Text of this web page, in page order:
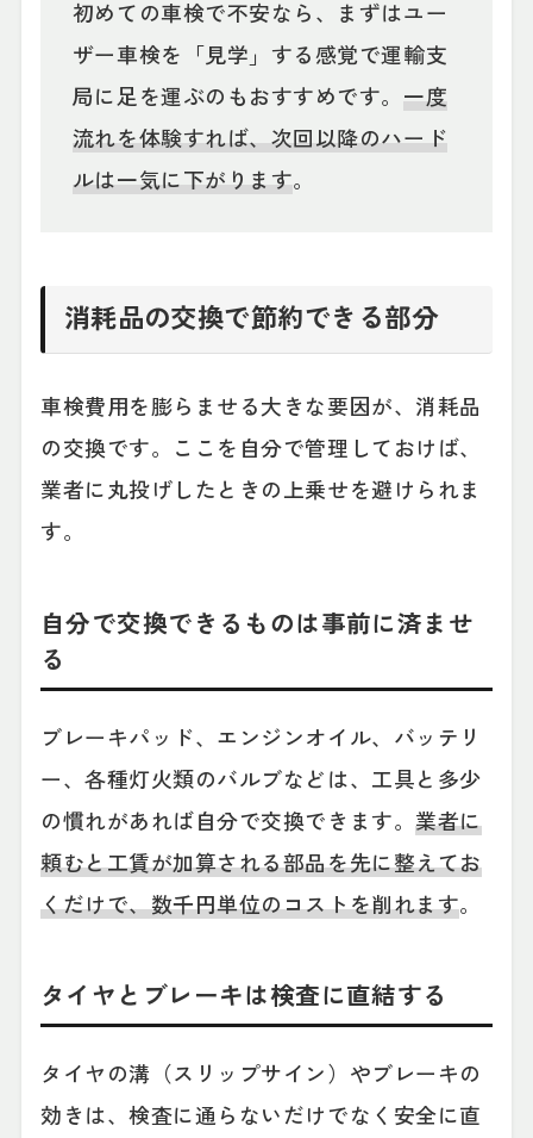
初めての車検で不安なら、まずはユー
ザー車検を「見学」する感覚で運輸支
局に足を運ぶのもおすすめです。 一度
流れを体験すれば、次回以降のハード
ルは一気に下がります。
消耗品の交換で節約できる部分
車検費用を膨らませる大きな要因が、消耗品
の交換です。ここを自分で管理しておけば、
業者に丸投げしたときの上乗せを避けられま
す。
自分で交換できるものは事前に済ませ
る
ブレーキパッド、エンジンオイル、バッテリ
ー、各種灯火類のバルブなどは、工具と多少
の慣れがあれば自分で交換できます。業者に
頼むと工賃が加算される部品を先に整えてお
くだけで、数千円単位のコストを削れます。
タイヤとブレーキは検査に直結する
タイヤの溝（スリップサイン）やブレーキの
効きは、検査に通らないだけでなく安全に直